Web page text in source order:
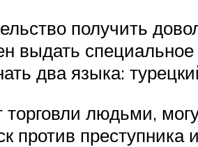
получить
выдать
два языка:
торговли людьми,
против